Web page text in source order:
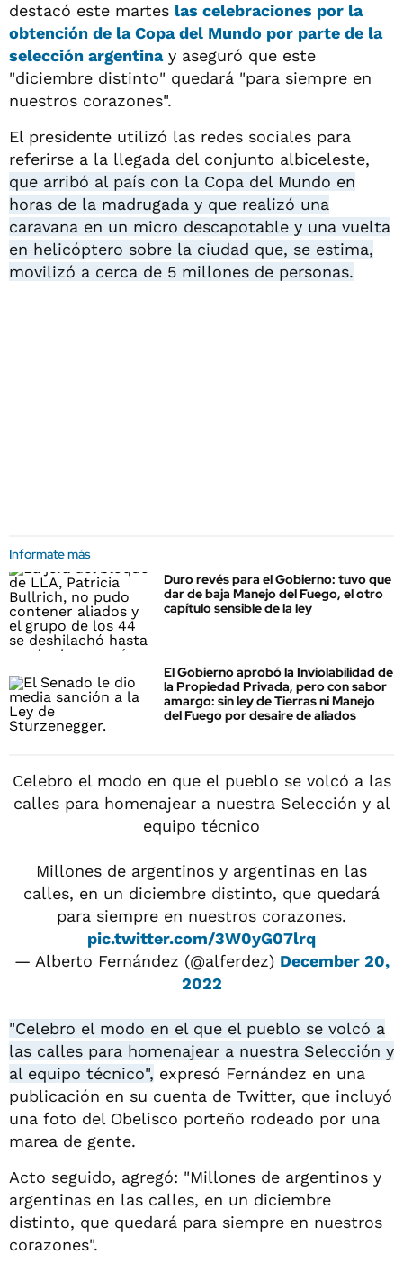
destacó este martes las celebraciones por la
obtención de la Copa del Mundo por parte de la
selección argentinay aseguró que este
"diciembre distinto" quedará "para siempre en
nuestros corazones".
El presidente utilizó las redes sociales para
referirse a la llegada del conjunto albiceleste,
que arribó al país con la Copa del Mundo en
horas de la madrugada y que realizó una
caravana en un micro descapotable y una vuelta
en helicóptero sobre la ciudad que, se estima,
movilizó a cerca de 5 millones de personas.
Informate más
Duro revés para el Gobierno: tuvo que
dar de baja Manejo del Fuego, el otro
capítulo sensible de la ley
El Gobierno aprobó la Inviolabilidad de
la Propiedad Privada, pero con sabor
amargo: sin ley de Tierras ni Manejo
del Fuego por desaire de aliados
Celebro el modo en que el pueblo se volcó a las
calles para homenajear a nuestra Selección y al
equipo técnico
Millones de argentinos y argentinas en las
calles, en un diciembre distinto, que quedará
para siempre en nuestros corazones.
pic.twitter.com/3W0yG07lrq
— Alberto Fernández (@alferdez) December 20,
2022
"Celebro el modo en el que el pueblo se volcó a
las calles para homenajear a nuestra Selección y
al equipo técnico", expresó Fernández en una
publicación en su cuenta de Twitter, que incluyó
una foto del Obelisco porteño rodeado por una
marea de gente.
Acto seguido, agregó: "Millones de argentinos y
argentinas en las calles, en un diciembre
distinto, que quedará para siempre en nuestros
corazones".